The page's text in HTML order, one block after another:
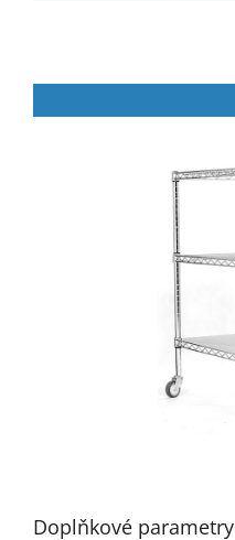
Doplňkové parametry